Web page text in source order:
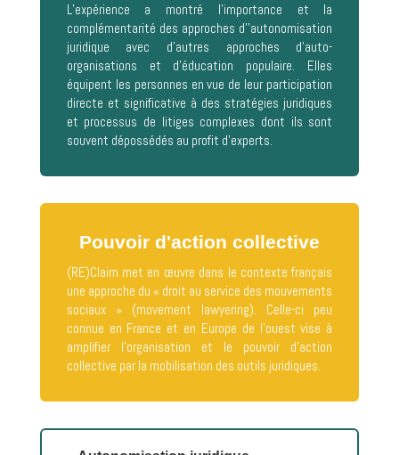
L’expérience a montré l’importance et la
complémentarité des approches d’’autonomisation
juridique avec d’autres approches d’auto-
organisations et d’éducation populaire. Elles
équipent les personnes en vue de leur participation
directe et significative à des stratégies juridiques
et processus de litiges complexes dont ils sont
souvent dépossédés au profit d’experts.
Pouvoir d'action collective
(RE)Claim met en œuvre dans le contexte français
une approche du « droit au service des mouvements
sociaux » (movement lawyering). Celle-ci peu
connue en France et en Europe de l’ouest vise à
amplifier l’organisation et le pouvoir d’action
collective par la mobilisation des outils juridiques.